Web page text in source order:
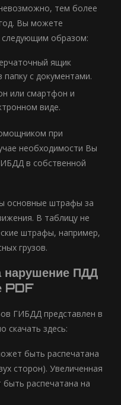
тем более
Вы можете
образом:
ящик
с документами.
или смартфон и
виде.
при
необходимости Вы
в собственной
основные штрафы за
В таблицу не
штрафы, например,
грузов.
нарушение ПДД
PDF
ГИБДД представлен в
скачать здесь:
быть распечатана
сторон). Увеличенная
распечатана на